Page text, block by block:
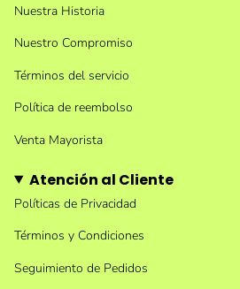
Nuestra Historia
Nuestro Compromiso
Términos del servicio
Política de reembolso
Venta Mayorista
Atención al Cliente
Políticas de Privacidad
Términos y Condiciones
Seguimiento de Pedidos